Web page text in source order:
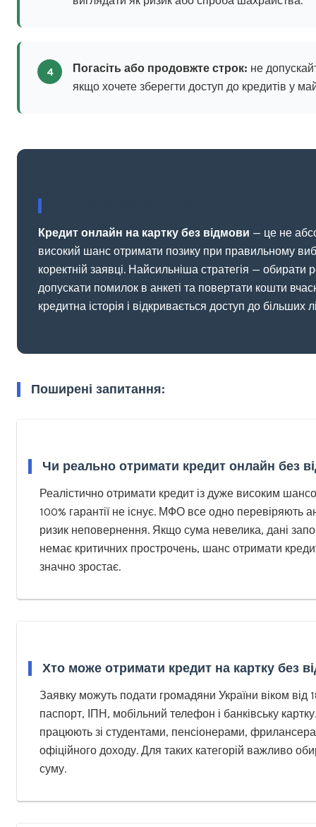
4 Погасіть або продовжте строк: не
якщо хочете зберегти доступ до кредитів у
Кредит онлайн на картку без відмови — це не
високий шанс отримати позику при правильному
коректній заявці. Найсильніша стратегія — обирати
допускати помилок в анкеті та повертати кошти
кредитна історія і відкривається доступ до більших
Поширені запитання:
Чи реально отримати кредит онлайн без
Реалістично отримати кредит із дуже високим
100% гарантії не існує. МФО все одно перевіряють
ризик неповернення. Якщо сума невелика, дані
немає критичних прострочень, шанс отримати
значно зростає.
Хто може отримати кредит на картку без
Заявку можуть подати громадяни України віком від
паспорт, ІПН, мобільний телефон і банківську
працюють зі студентами, пенсіонерами,
офіційного доходу. Для таких категорій важливо
суму.